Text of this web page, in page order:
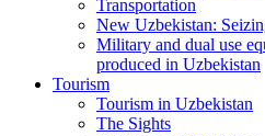
Transportation
New Uzbekistan:
Military and dual use
produced in Uzbekistan
Tourism
Tourism in Uzbekistan
The Sights